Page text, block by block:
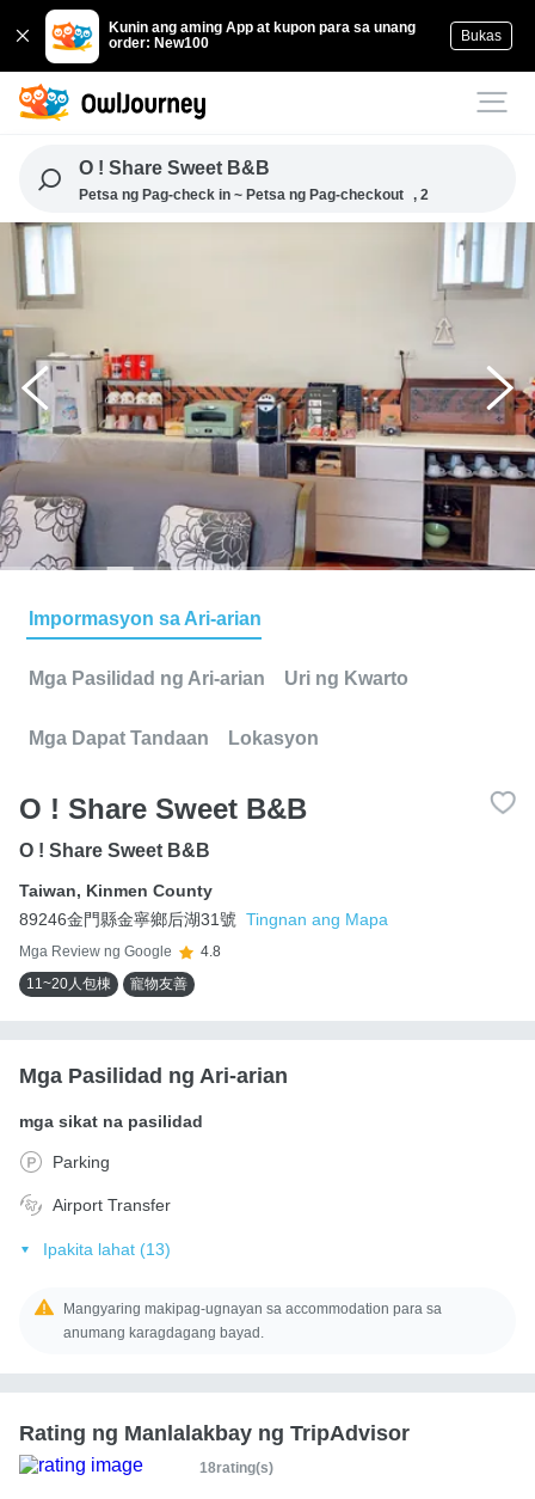
Kunin ang aming App at kupon para sa unang
order: New100
Bukas
O ! Share Sweet B&B
Petsa ng Pag-check in ~ Petsa ng Pag-checkout , 2
Impormasyon sa Ari-arian
Mga Pasilidad ng Ari-arian Uri ng Kwarto
Mga Dapat Tandaan Lokasyon
O ! Share Sweet B&B
O ! Share Sweet B&B
Taiwan, Kinmen County
89246金門縣金寧鄉后湖31號 Tingnan ang Mapa
Mga Review ng Google
4.8
11~20人包棟
寵物友善
Mga Pasilidad ng Ari-arian
mga sikat na pasilidad
Parking
Airport Transfer
Ipakita lahat (13)
Mangyaring makipag-ugnayan sa accommodation para sa
anumang karagdagang bayad.
Rating ng Manlalakbay ng TripAdvisor
18rating(s)